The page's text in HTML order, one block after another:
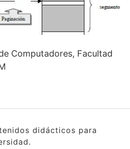
Computadores, Facultad
didácticos para